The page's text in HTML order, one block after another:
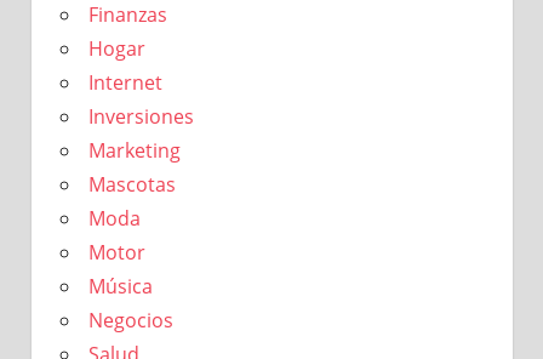
Finanzas
Hogar
Internet
Inversiones
Marketing
Mascotas
Moda
Motor
Música
Negocios